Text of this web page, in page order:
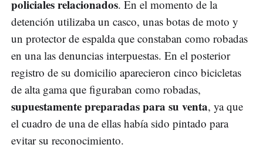
policiales relacionados. En el momento de la
detención utilizaba un casco, unas botas de moto y
un protector de espalda que constaban como robadas
en una las denuncias interpuestas. En el posterior
registro de su domicilio aparecieron cinco bicicletas
de alta gama que figuraban como robadas,
supuestamente preparadas para su venta, ya que
el cuadro de una de ellas había sido pintado para
evitar su reconocimiento.